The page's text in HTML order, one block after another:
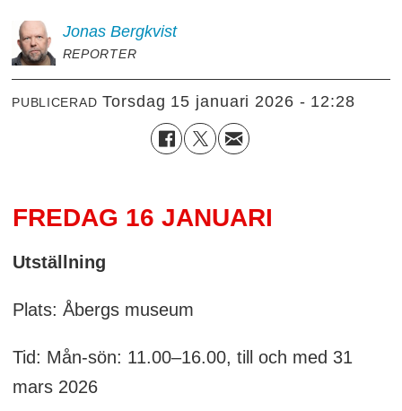
Jonas Bergkvist
REPORTER
PUBLICERAD torsdag 15 januari 2026 - 12:28
FREDAG 16 JANUARI
Utställning
Plats: Åbergs museum
Tid: Mån-sön: 11.00–16.00, till och med 31
mars 2026